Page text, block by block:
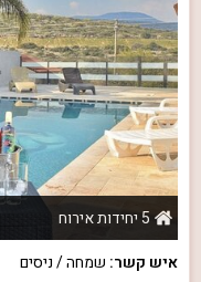
5 יחידות אירוח
איש קשר: שמחה / ניסים